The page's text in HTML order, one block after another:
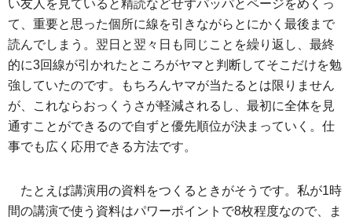
い友人を見ていると精読などせずパッパとページをめくっ
て、重要と思った個所に線を引きながらとにかく最後まで
読んでしまう。翌日と翌々日も同じことを繰り返し、最終
的に3回線が引かれたところがヤマと判断してそこだけを勉
強していたのです。もちろんヤマが当たるとは限りません
が、これならおっくうさが軽減されるし、最初に全体を見
通すことができるので自ずと優先順位が決まっていく。仕
事でも広く応用できる方法です。
たとえば講演用の資料をつくるときがそうです。私が1時
間の講演で使う資料はパワーポイントで8枚程度なので、ま